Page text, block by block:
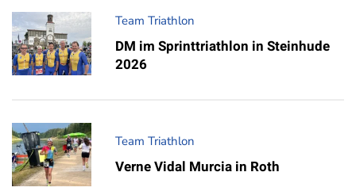
Team Triathlon
DM im Sprinttriathlon in Steinhude
2026
Team Triathlon
Verne Vidal Murcia in Roth